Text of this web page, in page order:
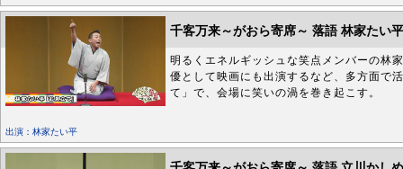
千客万来～がおら寄席～ 落語 林家たい
明るくエネルギッシュな笑点メンバーの林
優として映画にも出演するなど、多方面で
て」で、会場に笑いの渦を巻き起こす。
出演：林家たい平